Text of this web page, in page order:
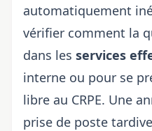
automatiquement
vérifier comment la
dans les services
interne ou pour se
libre au CRPE. Une
prise de poste